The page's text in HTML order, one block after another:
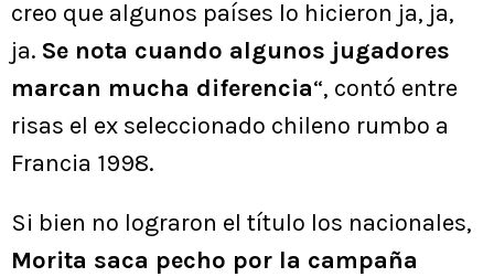
creo que algunos países lo hicieron ja, ja,
ja. Se nota cuando algunos jugadores
marcan mucha diferencia“, contó entre
risas el ex seleccionado chileno rumbo a
Francia 1998.
Si bien no lograron el título los nacionales,
Morita saca pecho por la campaña